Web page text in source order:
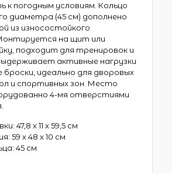
к погодным условиям. Кольцо
диаметра (45 см) дополнено
из износостойкого
на щит или
подходит для тренировок и
активные нагрузки
броски, идеально для дворовых
и спортивных зон. Место
4-мя отверстиями
47,8 х 11 х 59,5 см
59 х 48 х 10 см
45 см